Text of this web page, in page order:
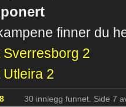
finner du
Sverresborg 2
Utleira 2
8 30 innlegg funnet. Side 7